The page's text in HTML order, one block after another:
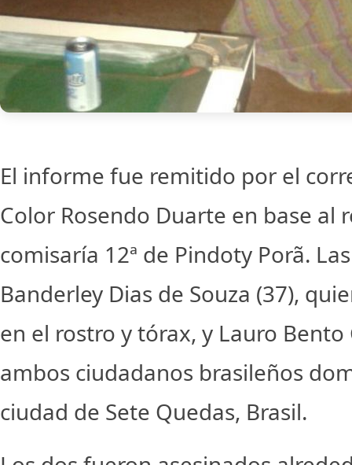
El informe fue remitido por el
Color Rosendo Duarte en base al
comisaría 12ª de Pindoty Porã.
Banderley Dias de Souza (37),
en el rostro y tórax, y Lauro
ambos ciudadanos brasileños
ciudad de Sete Quedas, Brasil.